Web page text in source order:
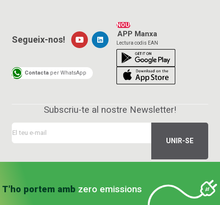
NOU!
APP Manxa
Lectura codis EAN
Segueix-nos!
Contacta per WhatsApp
Subscriu-te al nostre Newsletter!
T'ho portem amb zero emissions